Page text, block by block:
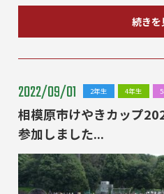
続きを
2022/09/01 2年生 4年生
相模原市けやきカップ
参加しました...